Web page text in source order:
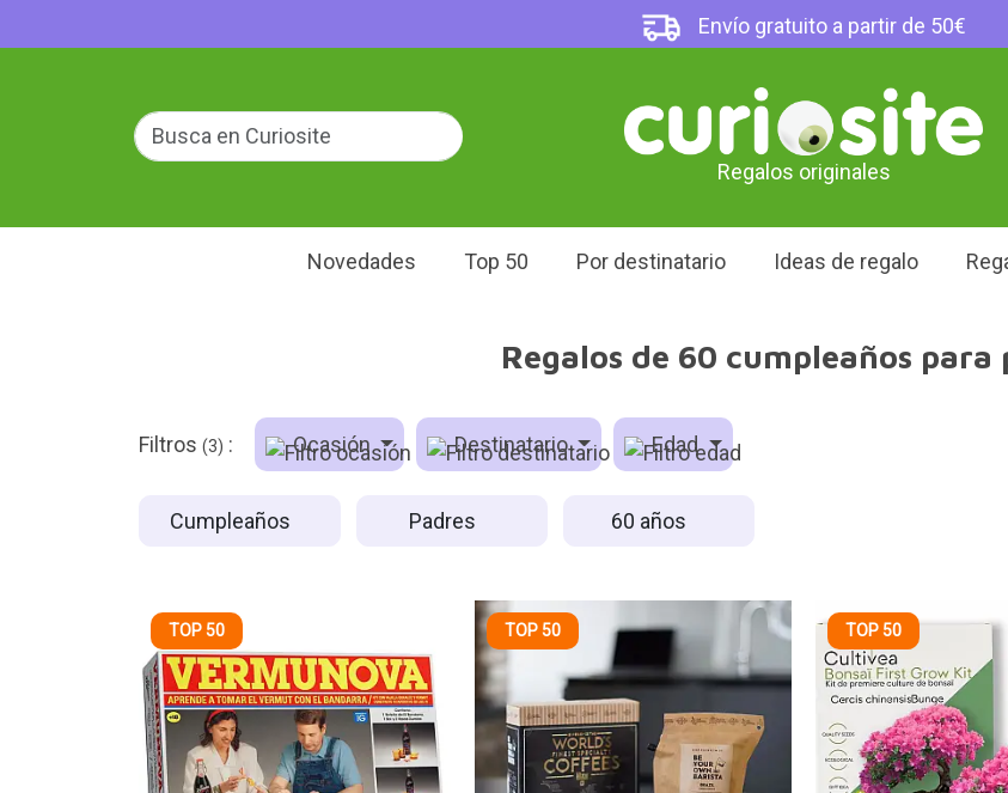
Envío gratuito a partir de 50€
Regalos originales
Novedades Top 50 Por destinatario Ideas de regalo
Regalos de 60 cumpleaños para
Filtros (3) : Ocasión Destinatario Edad
Cumpleaños Padres 60 años
TOP 50 TOP 50 TOP 50